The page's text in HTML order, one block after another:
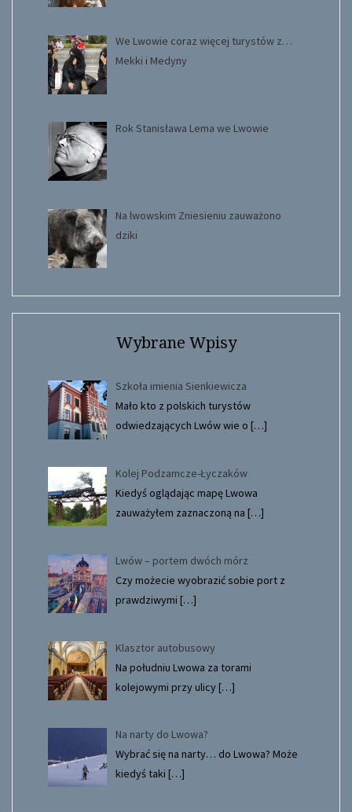
We Lwowie coraz więcej turystów z…
Mekki i Medyny
Rok Stanisława Lema we Lwowie
Na lwowskim Zniesieniu zauważono
dziki
Wybrane Wpisy
Szkoła imienia Sienkiewicza
Mało kto z polskich turystów
odwiedzających Lwów wie o […]
Kolej Podzamcze-Łyczaków
Kiedyś oglądając mapę Lwowa
zauważyłem zaznaczoną na […]
Lwów – portem dwóch mórz
Czy możecie wyobrazić sobie port z
prawdziwymi […]
Klasztor autobusowy
Na południu Lwowa za torami
kolejowymi przy ulicy[…]
Na narty do Lwowa?
Wybrać się na narty… do Lwowa? Może
kiedyś taki […]